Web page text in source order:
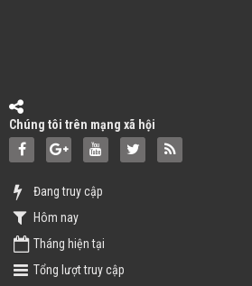
Chúng tôi trên mạng xã hội
Đang truy cập
Hôm nay
Tháng hiện tại
Tổng lượt truy cập